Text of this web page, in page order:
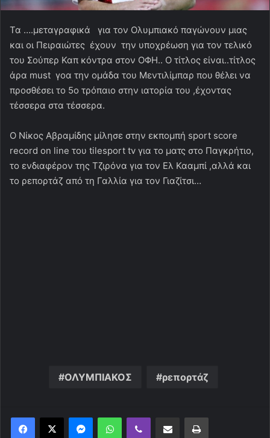
Τα ….μεταγραφικά για τον Ολυμπιακό παγώνουν μιας
και οι Πειραιώτες έχουν την υποχρέωση για τον τελικό
του Σούπερ Καπ κόντρα στον ΟΦΗ.. Ο τίτλος είναι..τίτλος
άρα must γοα την ομάδα του Μεντιλίμπαρ που θέλει να
προσθέσει το 5ο τρόπαιο στην ιατορία του ,έχοντας
τέσσερα στα τέσσερα.
Ο Νίκος Αβραμίδης μίλησε στην εκπομπή sport score
record on line του tilesport tv για το ματς στο Παγκρήτιο,
το ενδιαφέρον της Τζιρόνα για τον Ελ Κααμπί ,αλλά και
το ρεπορτάζ από τη Γαλλία για τον Γιαζίτσι…
ΟΛΥΜΠΙΑΚΟΣ ρεπορτάζ
MessengerWhatsAppViber Κοινοποίηση μέσω ηλεκτρονικού ταχυδρομείουΕκτύπωση